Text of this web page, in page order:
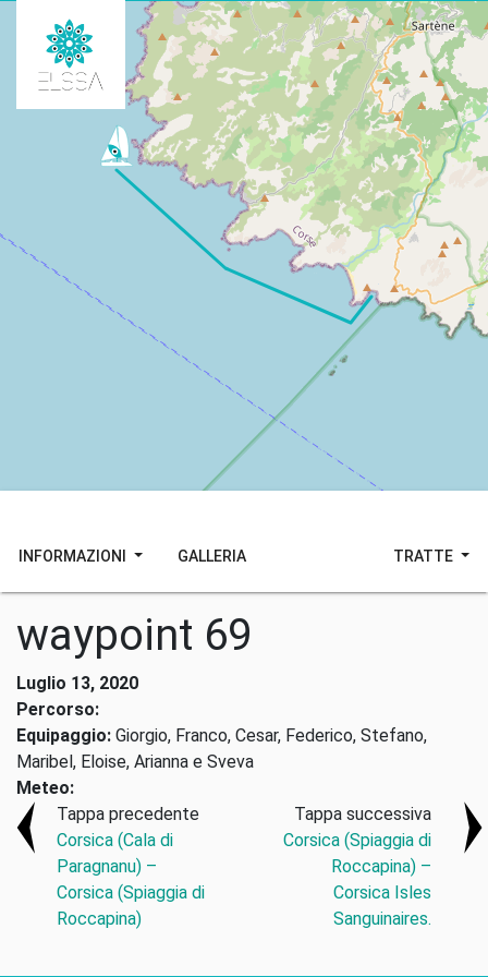
INFORMAZIONI GALLERIA TRATTE
waypoint 69
Luglio 13, 2020
Percorso:
Equipaggio: Giorgio, Franco, Cesar, Federico, Stefano,
Maribel, Eloise, Arianna e Sveva
Meteo:
Tappa precedente
Corsica (Cala di
Paragnanu) –
Corsica (Spiaggia di
Roccapina)
Tappa successiva
Corsica (Spiaggia di
Roccapina) –
Corsica Isles
Sanguinaires.